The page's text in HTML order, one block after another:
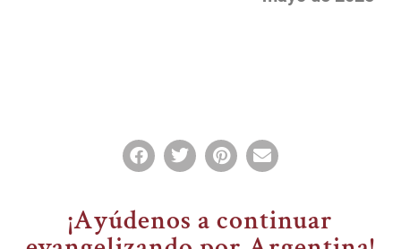
¡Ayúdenos a continuar